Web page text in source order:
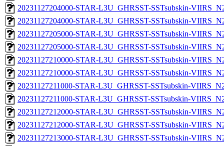
20231127204000-STAR-L3U_GHRSST-SSTsubskin-
20231127204000-STAR-L3U_GHRSST-SSTsubskin-
20231127205000-STAR-L3U_GHRSST-SSTsubskin-
20231127205000-STAR-L3U_GHRSST-SSTsubskin-
20231127210000-STAR-L3U_GHRSST-SSTsubskin-
20231127210000-STAR-L3U_GHRSST-SSTsubskin-
20231127211000-STAR-L3U_GHRSST-SSTsubskin-
20231127211000-STAR-L3U_GHRSST-SSTsubskin-
20231127212000-STAR-L3U_GHRSST-SSTsubskin-
20231127212000-STAR-L3U_GHRSST-SSTsubskin-
20231127213000-STAR-L3U_GHRSST-SSTsubskin-